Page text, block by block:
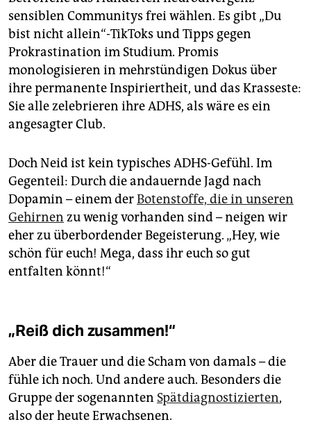
sensiblen Communitys frei wählen. Es gibt „Du
bist nicht allein“-TikToks und Tipps gegen
Prokrastination im Studium. Promis
monologisieren in mehrstündigen Dokus über
ihre permanente Inspiriertheit, und das Krasseste:
Sie alle zelebrieren ihre ADHS, als wäre es ein
angesagter Club.
Doch Neid ist kein typisches ADHS-Gefühl. Im
Gegenteil: Durch die andauernde Jagd nach
Dopamin – einem derBotenstoffe, die in unseren
Gehirnen zu wenig vorhanden sind – neigen wir
eher zu überbordender Begeisterung. „Hey, wie
schön für euch! Mega, dass ihr euch so gut
entfalten könnt!“
„Reiß dich zusammen!“
Aber die Trauer und die Scham von damals – die
fühle ich noch. Und andere auch. Besonders die
Gruppe der sogenannten Spätdiagnostizierten,
also der heute Erwachsenen.